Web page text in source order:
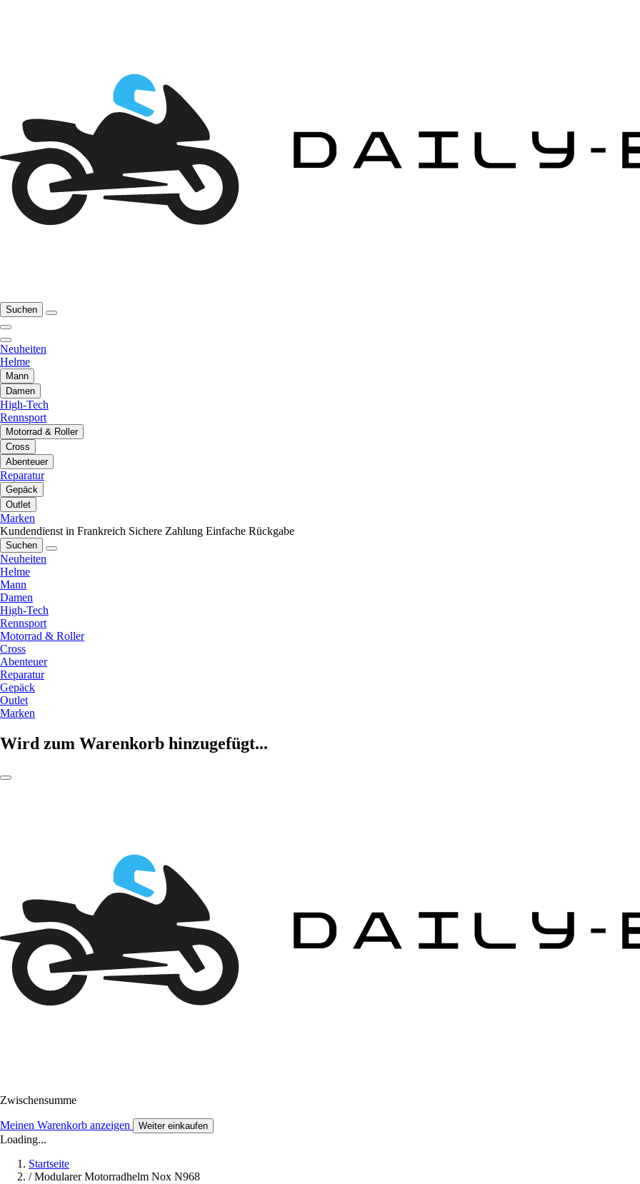
Suchen
Neuheiten
Helme
Mann
Damen
High-Tech
Rennsport
Motorrad & Roller
Cross
Abenteuer
Reparatur
Gepäck
Outlet
Marken
Kundendienst in Frankreich Sichere Zahlung Einfache Rückgabe
Suchen
Neuheiten
Helme
Mann
Damen
High-Tech
Rennsport
Motorrad & Roller
Cross
Abenteuer
Reparatur
Gepäck
Outlet
Marken
Wird zum Warenkorb hinzugefügt...
Zwischensumme
Meinen Warenkorb anzeigen Weiter einkaufen
Loading...
Startseite
/ Modularer Motorradhelm Nox N968